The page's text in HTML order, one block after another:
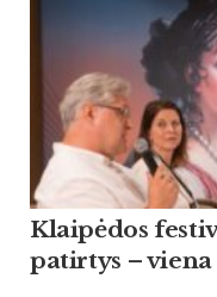
Klaipėdos
patirtys –